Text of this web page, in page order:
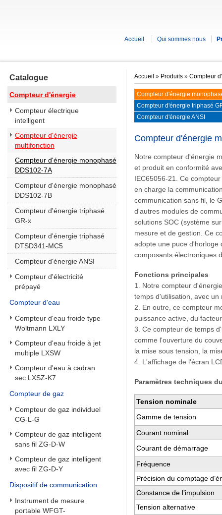
Accueil Qui sommes nous
Catalogue
Compteur d'énergie
Compteur électrique
intelligent
Compteur d'énergie
multifonction
Compteur d'énergie monophasé
DDS102-7A
Compteur d'énergie monophasé
DDS102-7B
Compteur d'énergie triphasé
GR-x
Compteur d'énergie triphasé
DTSD341-MC5
Compteur d'énergie ANSI
Compteur d'électricité
prépayé
Compteur d'eau
Compteur d'eau froide type
Woltmann LXLY
Compteur d'eau froide à jet
multiple LXSW
Compteur d'eau à cadran
sec LXSZ-K7
Compteur de gaz
Compteur de gaz individuel
CG-L-G
Compteur de gaz intelligent
sans fil ZG-D-W
Compteur de gaz intelligent
avec fil ZG-D-Y
Dispositif de communication
Instrument de mesure
portable WFGT-
Accueil » Produits » Compteur
Compteur d'énergie
Compteur d'énergie triphasé
Compteur d'énergie ANSI
Compteur d'énergie
Notre compteur d'énergie
et produit en conformité
IEC65056-21. Ce
en charge la
communication sans fil, le
d'autres modules de
solutions SOC (système
mesure et de gestion. Ce
adopte une puce d'horloge
composants électroniques
Fonctions principales
1. Notre compteur
temps d'utilisation, avec un
2. En outre, ce compteur
puissance active, du
3. Ce compteur de temps
comme l'ouverture du
la mise sous tension, la
4. L'affichage de l'écran
Paramètres techniques
Tension nominale
Gamme de tension
Courant nominal
Courant de démarrage
Fréquence
Précision du comptage
Constance de l’impulsion
Tension alternative